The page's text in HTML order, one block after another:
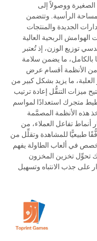
ووصولاً إلى
الرأسية. وتتضمن
الجديدة والمنتجات
الهوامش الربحية العالية
توزيع الوزن، إذ تُعتبر
بالكامل، ما يضمن سلامة
من الأنظمة أقسام عرض
ما يزيد بشكل كبير من
ميزات التنقُّل إعادة ترتيب
متجرك استعدادًا لمواسم
هذه الأنظمة المصمَّمة
أنماط تفاعل العملاء، من
طبيعيًّا للمشاهدة وتقلِّل من
في ألعاب الطاولة يفهم
تحوِّل تخزين المخزون
على جذب الانتباه وتسهيل